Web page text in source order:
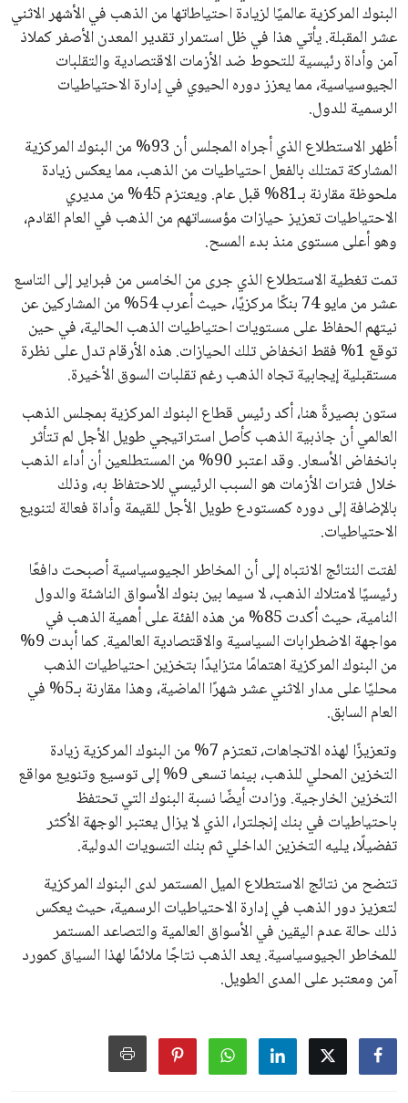
محافظات
البنوك المركزية عالميًا لزيادة احتياطاتها من الذهب في الأشهر الاثني
عشر المقبلة. يأتي هذا في ظل استمرار تقدير المعدن الأصفر كملاذ
آمن وأداة رئيسية للتحوط ضد الأزمات الاقتصادية والتقلبات
الجيوسياسية، مما يعزز دوره الحيوي في إدارة الاحتياطيات
الرسمية للدول.
أظهر الاستطلاع الذي أجراه المجلس أن 93% من البنوك المركزية
المشاركة تمتلك بالفعل احتياطيات من الذهب، مما يعكس زيادة
ملحوظة مقارنة بـ81% قبل عام. ويعتزم 45% من مديري
الاحتياطيات تعزيز حيازات مؤسساتهم من الذهب في العام القادم،
وهو أعلى مستوى منذ بدء المسح.
تمت تغطية الاستطلاع الذي جرى من الخامس من فبراير إلى التاسع
عشر من مايو 74 بنكًا مركزيًا، حيث أعرب 54% من المشاركين عن
نيتهم الحفاظ على مستويات احتياطيات الذهب الحالية، في حين
توقع 1% فقط انخفاض تلك الحيازات. هذه الأرقام تدل على نظرة
مستقبلية إيجابية تجاه الذهب رغم تقلبات السوق الأخيرة.
ستون بصيرةً هنا، أكد رئيس قطاع البنوك المركزية بمجلس الذهب
العالمي أن جاذبية الذهب كأصل استراتيجي طويل الأجل لم تتأثر
بانخفاض الأسعار. وقد اعتبر 90% من المستطلعين أن أداء الذهب
خلال فترات الأزمات هو السبب الرئيسي للاحتفاظ به، وذلك
بالإضافة إلى دوره كمستودع طويل الأجل للقيمة وأداة فعالة لتنويع
الاحتياطيات.
لفتت النتائج الانتباه إلى أن المخاطر الجيوسياسية أصبحت دافعًا
رئيسيًا لامتلاك الذهب، لا سيما بين بنوك الأسواق الناشئة والدول
النامية، حيث أكدت 85% من هذه الفئة على أهمية الذهب في
مواجهة الاضطرابات السياسية والاقتصادية العالمية. كما أبدت 9%
من البنوك المركزية اهتمامًا متزايدًا بتخزين احتياطيات الذهب
محليًا على مدار الاثني عشر شهرًا الماضية، وهذا مقارنة بـ5% في
العام السابق.
وتعزيزًا لهذه الاتجاهات، تعتزم 7% من البنوك المركزية زيادة
التخزين المحلي للذهب، بينما تسعى 9% إلى توسيع وتنويع مواقع
التخزين الخارجية. وزادت أيضًا نسبة البنوك التي تحتفظ
باحتياطيات في بنك إنجلترا، الذي لا يزال يعتبر الوجهة الأكثر
تفضيلًا، يليه التخزين الداخلي ثم بنك التسويات الدولية.
تتضح من نتائج الاستطلاع الميل المستمر لدى البنوك المركزية
لتعزيز دور الذهب في إدارة الاحتياطيات الرسمية، حيث يعكس
ذلك حالة عدم اليقين في الأسواق العالمية والتصاعد المستمر
للمخاطر الجيوسياسية. يعد الذهب نتاجًا ملائمًا لهذا السياق كمورد
آمن ومعتبر على المدى الطويل.